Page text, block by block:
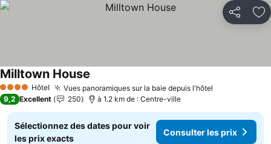
Partager
4 Étoiles Hôtel Vues panoramiques sur la baie depuis l'hôtel
Milltown House
9,2 Excellent 250 à 1.2 km de : Centre-ville
Sélectionnez des dates pour voir
les prix exacts
Consulter les prix